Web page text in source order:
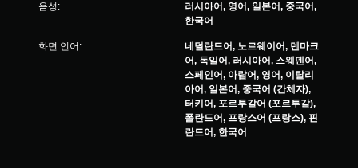
음성:
러시아어, 영어, 일본어, 중국어,
한국어
화면 언어:
네덜란드어, 노르웨이어, 덴마크
어, 독일어, 러시아어, 스웨덴어,
스페인어, 아랍어, 영어, 이탈리
아어, 일본어, 중국어 (간체자),
터키어, 포르투갈어 (포르투갈),
폴란드어, 프랑스어 (프랑스), 핀
란드어, 한국어